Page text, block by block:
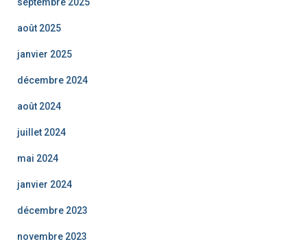
septembre 2025
août 2025
janvier 2025
décembre 2024
août 2024
juillet 2024
mai 2024
janvier 2024
décembre 2023
novembre 2023